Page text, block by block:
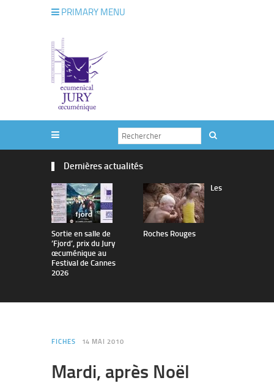
PRIMARY MENU
Dernières actualités
Sortie en salle de
’Fjord’, prix du Jury
œcuménique au
Festival de Cannes
2026
Les
Roches Rouges
FICHES 14 MAI 2010
Mardi, après Noël